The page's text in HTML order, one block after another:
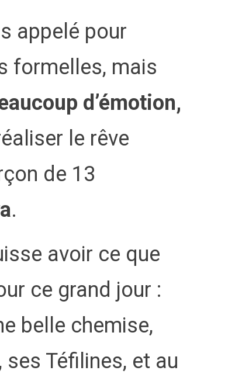
appelé pour
formelles, mais
d’émotion,
le rêve
de 13
.
avoir ce que
ce grand jour :
belle chemise,
Téfilines, et au